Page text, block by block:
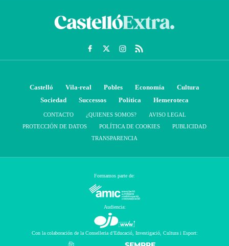
Castelló Vila-real Pobles Economía
Cultura
Sociedad
Successos Política Hemeroteca
CONTACTO ¿QUIENES SOMOS?
AVISO LEGAL
PROTECCIÓN DE DATOS
POLÍTICA DE COOKIES
PUBLICIDAD
TRANSPARENCIA
Formamos parte de:
Audiencia:
Con la colaboración de la Conselleria d’Educació, Investigació, Cultura i Esport: